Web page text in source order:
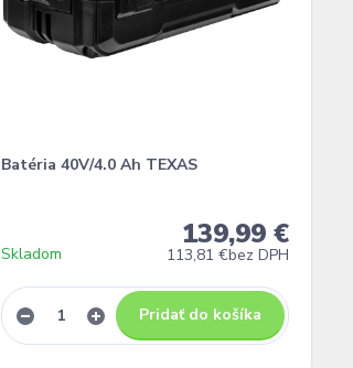
Batéria 40V/4.0 Ah TEXAS
139,99 €
113,81 €bez DPH
Skladom
Pridať do košíka